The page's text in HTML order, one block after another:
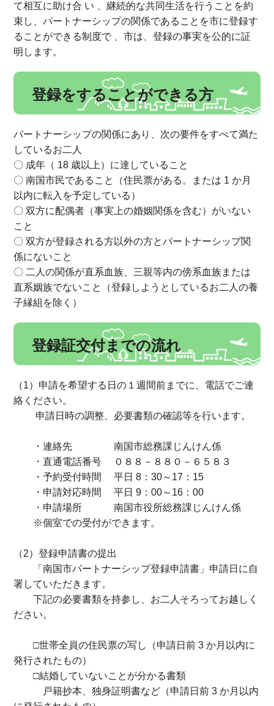
て相互に助け合 い 、継続的な共同生活を行うことを約
束し、パートナーシップの関係であることを市に登録す
ることができる制度で 、市は、登録の事実を公的に証
明します。
登録をすることができる方
パートナーシップの関係にあり、次の要件をすべて満た
しているお二人
〇 成年（ 18 歳以上）に達していること
〇 南国市民であること（住民票がある。または 1 か月
以内に転入を予定している）
〇 双方に配偶者（事実上の婚姻関係を含む）がいない
こと
〇 双方が登録される方以外の方とパートナーシップ関
係にないこと
〇 二人の関係が直系血族、三親等内の傍系血族または
直系姻族でないこと（登録しようとしているお二人の養
子縁組を除く）
登録証交付までの流れ
（1）申請を希望する日の１週間前までに、電話でご連
絡ください。
申請日時の調整、必要書類の確認等を行います。
・連絡先 南国市総務課じんけん係
・直通電話番号 ０８８－８８０－６５８３
・予約受付時間 平日 8：30～17：15
・申請対応時間 平日 9：00～16：00
・申請場所 南国市役所総務課じんけん係
※個室での受付ができます。
（2）登録申請書の提出
「南国市パートナーシップ登録申請書」申請日に自
署していただきます。
下記の必要書類を持参し、お二人そろってお越しく
ださい。
□世帯全員の住民票の写し（申請日前 3 か月以内に
発行されたもの）
□結婚していないことが分かる書類
戸籍抄本、独身証明書など（申請日前 3 か月以内